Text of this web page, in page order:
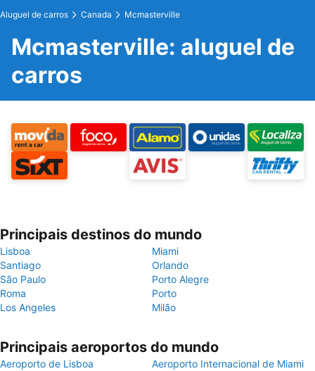
Aluguel de carros Canada Mcmasterville
Mcmasterville: aluguel de
carros
Principais destinos do mundo
Lisboa
Miami
Santiago
Orlando
São Paulo
Porto Alegre
Roma
Porto
Los Angeles
Milão
Principais aeroportos do mundo
Aeroporto de Lisboa
Aeroporto Internacional de Miami